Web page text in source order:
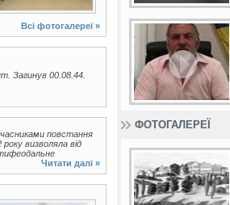
Всі фотогалереї »
Загинув 00.08.44.
повстання
визволяла від
Читати далі »
ФОТОГАЛЕРЕЇ